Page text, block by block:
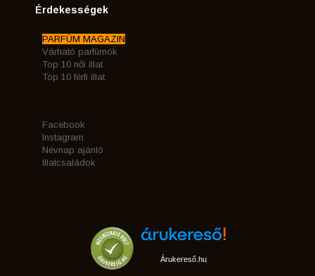
Érdekességek
PARFÜM MAGAZIN
Várható parfümök
Top 10 női illat
Top 10 férfi illat
Facebook
Instagram
Névnap ajánló
Illatcsaládok
Árukereső.hu